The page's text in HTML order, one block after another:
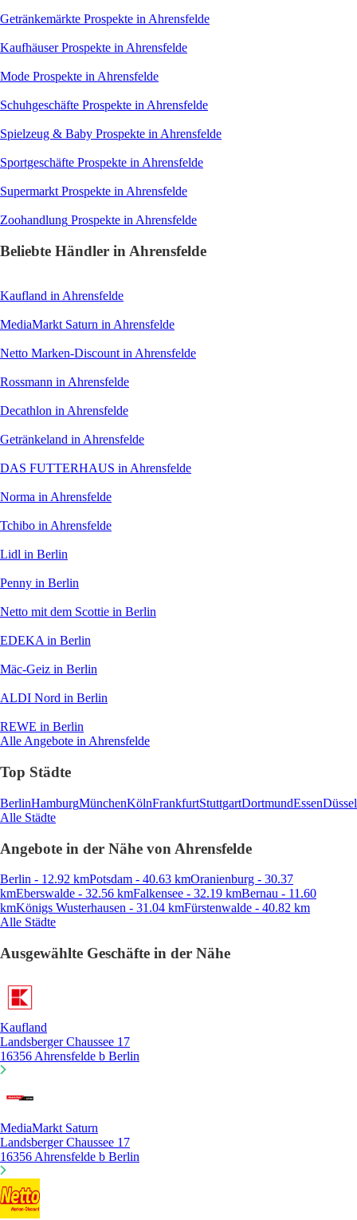
Getränkemärkte Prospekte in Ahrensfelde
KaufhäuserProspekte in Ahrensfelde
Mode Prospekte in Ahrensfelde
Schuhgeschäfte Prospekte in Ahrensfelde
Spielzeug & Baby Prospekte in Ahrensfelde
Sportgeschäfte Prospekte in Ahrensfelde
Supermarkt Prospekte in Ahrensfelde
Zoohandlung Prospekte in Ahrensfelde
Beliebte Händler in Ahrensfelde
Kaufland in Ahrensfelde
MediaMarkt Saturn in Ahrensfelde
Netto Marken-Discount in Ahrensfelde
Rossmann in Ahrensfelde
Decathlon in Ahrensfelde
Getränkeland in Ahrensfelde
DAS FUTTERHAUS in Ahrensfelde
Norma in Ahrensfelde
Tchibo in Ahrensfelde
Lidl in Berlin
Penny in Berlin
Netto mit dem Scottie in Berlin
EDEKA in Berlin
Mäc-Geiz in Berlin
ALDI Nord in Berlin
REWE in Berlin
Alle Angebote in Ahrensfelde
Top Städte
BerlinHamburgMünchenKölnFrankfurtStuttgartDortmundEssen
Alle Städte
Angebote in der Nähe von Ahrensfelde
Berlin - 12.92 kmPotsdam - 40.63 kmOranienburg - 30.37
kmEberswalde - 32.56 kmFalkensee - 32.19 kmBernau - 11.60
kmKönigs Wusterhausen - 31.04 kmFürstenwalde - 40.82 km
Alle Städte
Ausgewählte Geschäfte in der Nähe
Kaufland
Landsberger Chaussee 17
16356 Ahrensfelde b Berlin
MediaMarkt Saturn
Landsberger Chaussee 17
16356 Ahrensfelde b Berlin